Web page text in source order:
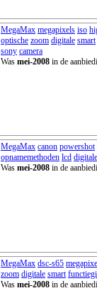
MegaMax megapixels iso
optische zoom digitale smart
sony camera
Was mei-2008 in de
MegaMax canon powershot
opnamemethoden lcd digitale
Was mei-2008 in de
MegaMax dsc-s65
zoom digitale smart
Was mei-2008 in de